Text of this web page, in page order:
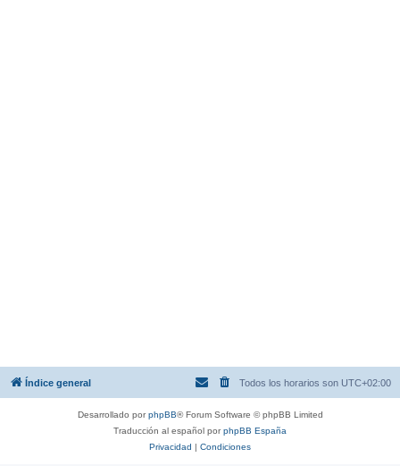
Índice general Todos los horarios son UTC+02:00
Desarrollado porphpBB® Forum Software © phpBB Limited
Traducción al español porphpBB España
Privacidad | Condiciones